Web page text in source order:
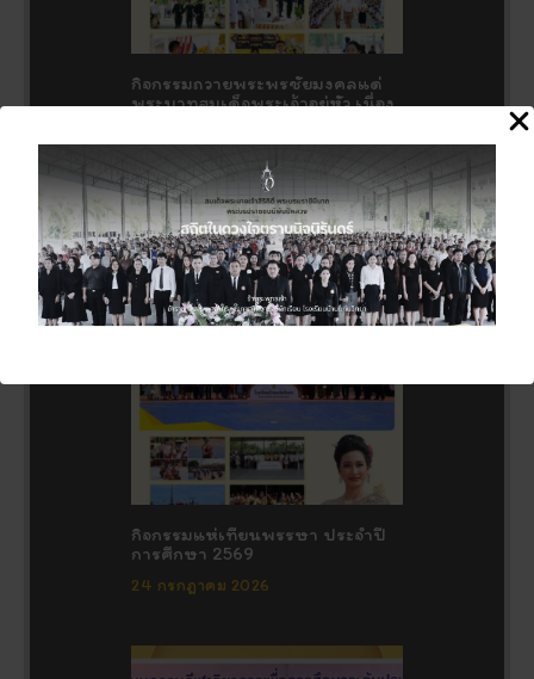
กิจกรรมถวายพระพรชัยมงคลแด่
พระบาทสมเด็จพระเจ้าอยู่หัว เนื่อง
28 กรกฎาคม 2569
27 กรกฎาคม 2026
กิจกรรมแห่เทียนพรรษา ประจำปี
การศึกษา 2569
24 กรกฎาคม 2026